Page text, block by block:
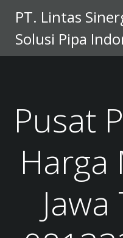
PT. Lintas
Solusi Pipa
Pusat
Harga